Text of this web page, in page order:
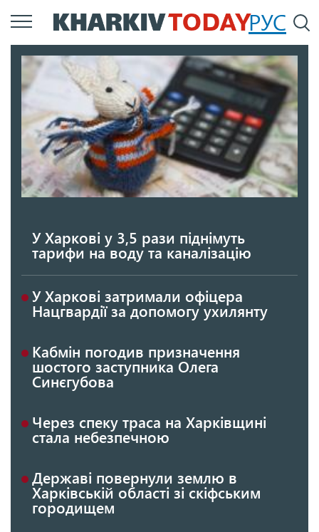
Перейти
до
вмісту
РУС
У Харкові у 3,5 рази піднімуть
тарифи на воду та каналізацію
У Харкові затримали офіцера
Нацгвардії за допомогу ухилянту
Кабмін погодив призначення
шостого заступника Олега
Синєгубова
Через спеку траса на Харківщині
стала небезпечною
Державі повернули землю в
Харківській області зі скіфським
городищем